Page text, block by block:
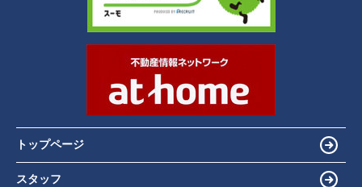
トップページ
スタッフ